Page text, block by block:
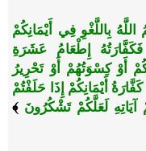
اللَّهُ بِاللَّغْوِ فِي أَيْمَانِكُمْ
فَكَفَّارَتُهُ إِطْعَامُ عَشَرَةِ
أَوْ كِسْوَتُهُمْ أَوْ تَحْرِيرُ
أَيْمَانِكُمْ إِذَا حَلَفْتُمْ
آيَاتِهِ لَعَلَّكُمْ تَشْكُرُونَ ﴾